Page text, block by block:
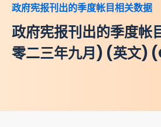
政府宪报刊出的季度帐目相关数据
政府宪报刊出的季度帐
零二三年九月) (英文)